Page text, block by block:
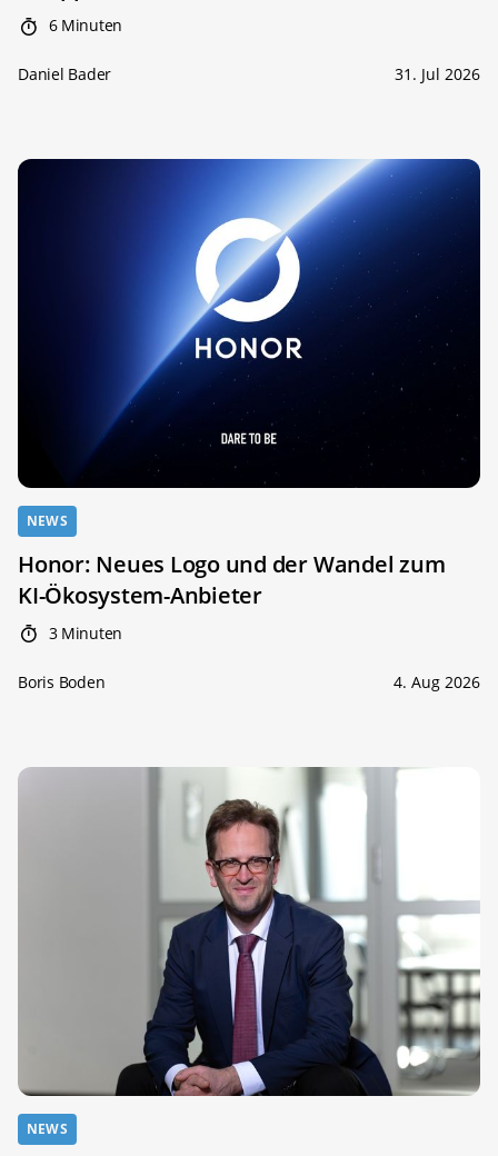
6 Minuten
Daniel Bader 31. Jul 2026
NEWS
Honor: Neues Logo und der Wandel zum
KI-Ökosystem-Anbieter
3 Minuten
Boris Boden 4. Aug 2026
NEWS